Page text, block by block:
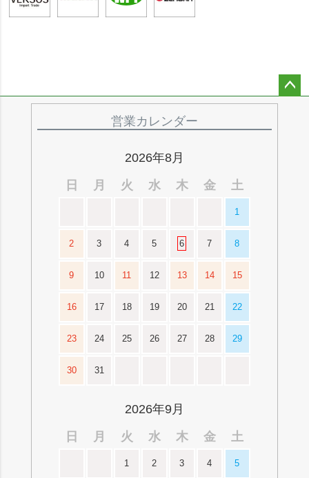
営業カレンダー
2026年8月
日
月 火 水 木 金 土
1
2 3 4 5 6 7 8
9 10 11 12 13 14 15
16 17 18 19 20 21 22
23 24 25 26 27 28 29
30 31
2026年9月
日
月 火 水 木 金 土
1 2 3 4 5